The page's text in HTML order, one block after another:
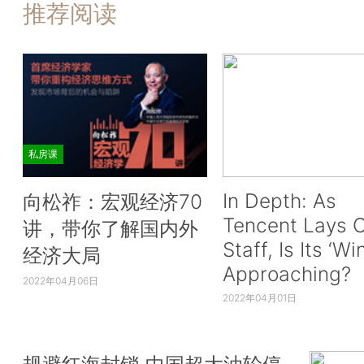
推荐阅读
私房课
向松祚：宏观经济70
讲，带你了解国内外
经济大局
2022年04月06日
In Depth: As
Tencent Lays
Staff, Is Its
Approaching?
2022年04月01日